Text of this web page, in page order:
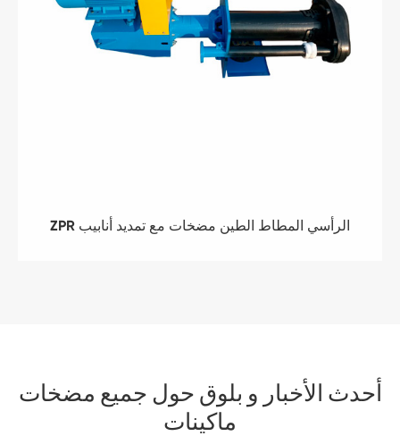
ZPR الرأسي المطاط الطين مضخات مع تمديد أنابيب
أحدث الأخبار و بلوق حول جميع مضخات
ماكينات